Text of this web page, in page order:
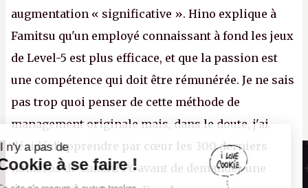
augmentation « significative ». Hino explique à
Famitsu qu'un employé connaissant à fond les jeux
de Level-5 est plus efficace, et que la passion est
une compétence qui doit être rémunérée. Je ne sais
pas trop quoi penser de cette méthode de
management originale mais, dans le doute, j'ai
décidé d'apprendre par cœur les 300 derniers
numéros deCanard PCavant de demander une
Canard PC
Kiosque numérique
Il n'y a pas de
Cookie à se faire !